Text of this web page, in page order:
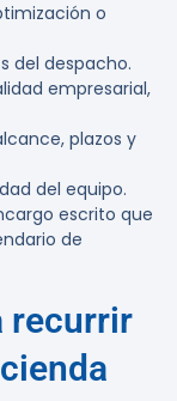
o
del despacho.
empresarial,
plazos y
del equipo.
escrito que
de
recurrir